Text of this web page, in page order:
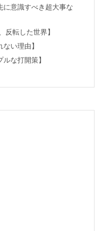
に意識すべき超大事な
反転した世界】
い理由】
な打開策】